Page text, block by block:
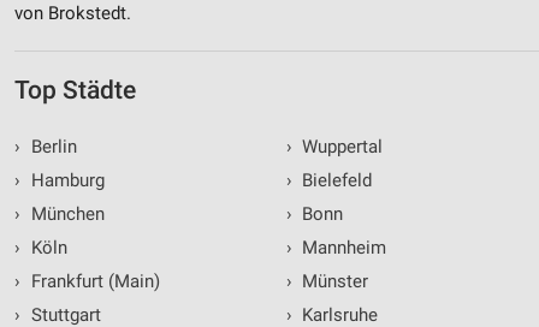
von Brokstedt.
Top Städte
›
Berlin
›
Hamburg
›
München
›
Köln
›
Frankfurt (Main)
› Stuttgart
› Wuppertal
› Bielefeld
› Bonn
› Mannheim
› Münster
› Karlsruhe